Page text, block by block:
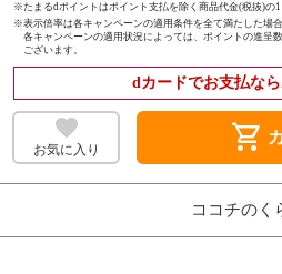
※たまるdポイントはポイント支払を除く商品代金(税抜)の1
※表示倍率は各キャンペーンの適用条件を全て満たした場合
各キャンペーンの適用状況によっては、ポイントの進呈
ございます。
dカードでお支払な
お気に入り shopping_cart
ココチのく